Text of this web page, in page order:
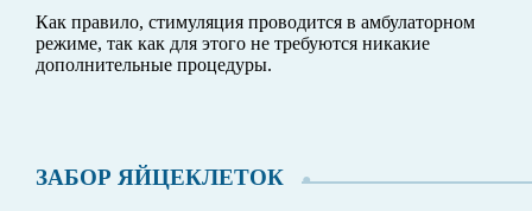
Как правило, стимуляция проводится в амбулаторном
режиме, так как для этого не требуются никакие
дополнительные процедуры.
ЗАБОР ЯЙЦЕКЛЕТОК